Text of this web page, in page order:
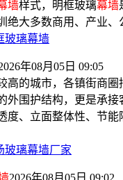
墙样式，明框玻璃幕墙
绝大多数商用、产业
玻璃幕墙
年08月05日 09:05
高的城市，各镇街商
外围护结构，更是承
度、立面整体性、节
玻璃幕墙厂家
2026年08月05日 09:02